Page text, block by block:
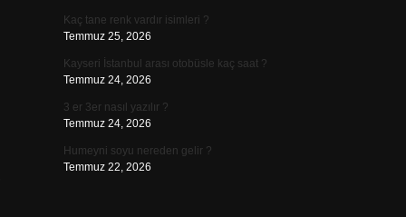
Kaç tane renk vardır isimleri ?
Temmuz 25, 2026
Kayseri İstanbul arası otobüsle kaç saat ?
Temmuz 24, 2026
3 er 3er nasıl yazılır ?
Temmuz 24, 2026
Humeyni soyu nereden gelir ?
Temmuz 22, 2026